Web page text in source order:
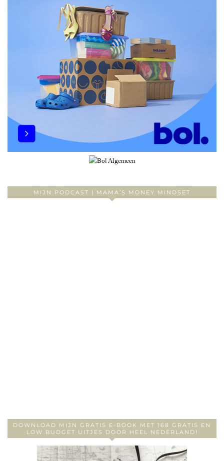
MIJN PODCAST | MAMA’S MONEY MINDSET
DOWNLOAD MIJN GRATIS E-BOOK MET 168 GRATIS EN
LOW BUDGET UITJES DOOR HEEL NEDERLAND!